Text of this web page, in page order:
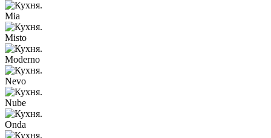
Mia
Misto
Moderno
Nevo
Nube
Onda